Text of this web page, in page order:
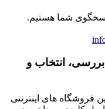
انتخاب و
فروشگاه های اینترنتی